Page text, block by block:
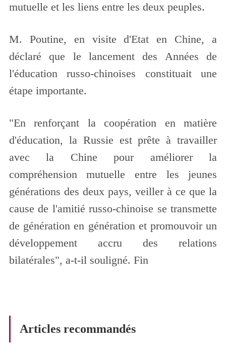
mutuelle et les liens entre les deux peuples.
M. Poutine, en visite d'Etat en Chine, a
déclaré que le lancement des Années de
l'éducation russo-chinoises constituait une
étape importante.
"En renforçant la coopération en matière
d'éducation, la Russie est prête à travailler
avec la Chine pour améliorer la
compréhension mutuelle entre les jeunes
générations des deux pays, veiller à ce que la
cause de l'amitié russo-chinoise se transmette
de génération en génération et promouvoir un
développement accru des relations
bilatérales", a-t-il souligné. Fin
Articles recommandés